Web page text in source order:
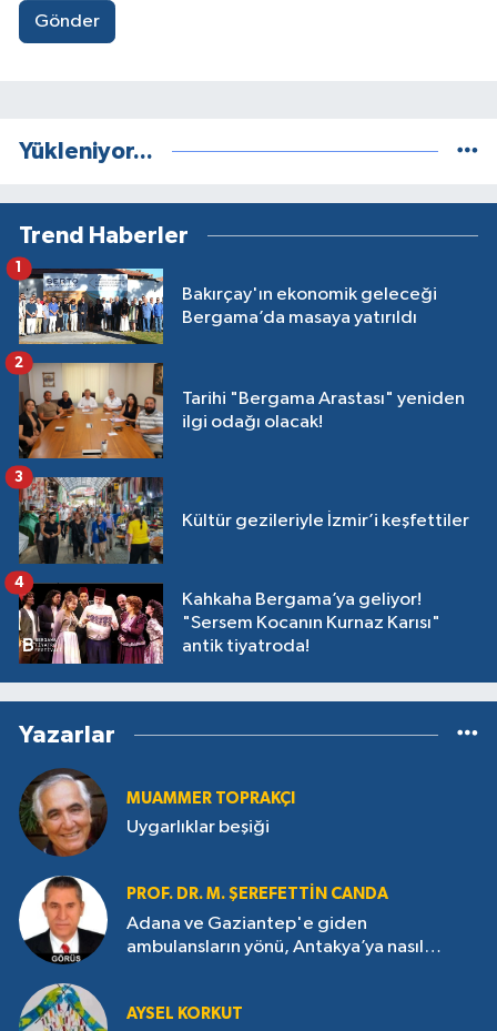
Gönder
Yükleniyor...
Trend Haberler
Bakırçay'ın ekonomik geleceği
Bergama’da masaya yatırıldı
Tarihi "Bergama Arastası" yeniden
ilgi odağı olacak!
2
Kültür gezileriyle İzmir’i keşfettiler
3
Kahkaha Bergama’ya geliyor!
"Sersem Kocanın Kurnaz Karısı"
antik tiyatroda!
4
Yazarlar
MUAMMER TOPRAKÇI
Uygarlıklar beşiği
PROF. DR. M. ŞEREFETTIN CANDA
Adana ve Gaziantep'e giden
ambulansların yönü, Antakya’ya nasıl
AYSEL KORKUT